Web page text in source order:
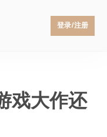
登录/注册
戏大作还